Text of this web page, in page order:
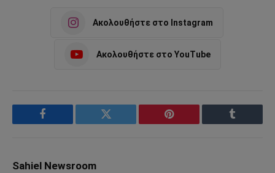
Ακολουθήστε στο Instagram
Ακολουθήστε στο YouTube
Facebook Twitter Pinterest Tumblr
Sahiel Newsroom